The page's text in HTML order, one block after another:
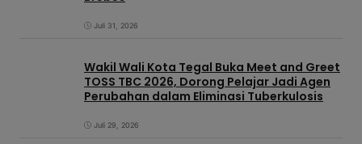
Juli 31, 2026
Wakil Wali Kota Tegal Buka Meet and Greet
TOSS TBC 2026, Dorong Pelajar Jadi Agen
Perubahan dalam Eliminasi Tuberkulosis
Juli 29, 2026